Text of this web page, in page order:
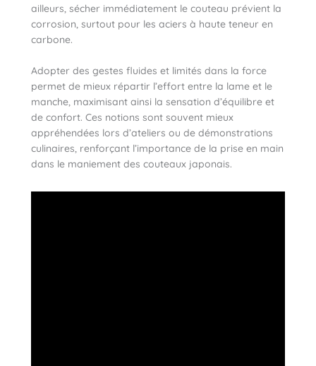
ailleurs, sécher immédiatement le couteau prévient la
corrosion, surtout pour les aciers à haute teneur en
carbone.
Adopter des gestes fluides et limités dans la force
permet de mieux répartir l’effort entre la lame et le
manche, maximisant ainsi la sensation d’équilibre et
de confort. Ces notions sont souvent mieux
appréhendées lors d’ateliers ou de démonstrations
culinaires, renforçant l’importance de la prise en main
dans le maniement des couteaux japonais.